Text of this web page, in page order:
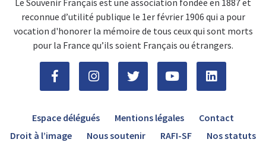
Le Souvenir Français est une association fondée en 1887 et
reconnue d’utilité publique le 1er février 1906 qui a pour
vocation d'honorer la mémoire de tous ceux qui sont morts
pour la France qu’ils soient Français ou étrangers.
Espace délégués Mentions légales
Contact
Droit à l’image
Nous soutenir RAFI-SF Nos statuts